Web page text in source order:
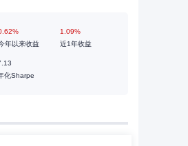
年以来收益
1.09%
近1年收益
化Sharpe